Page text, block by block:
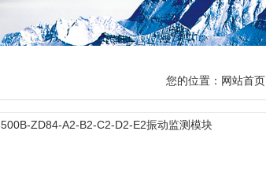
您的位置： 网站首页